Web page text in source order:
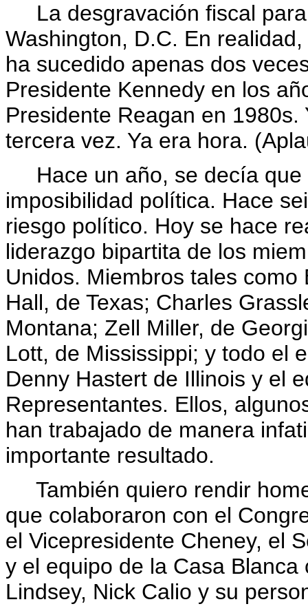
La desgravación fiscal
Washington, D.C. En
ha sucedido apenas dos
Presidente Kennedy en los
Presidente Reagan en
tercera vez. Ya era hora.
Hace un año, se decía que
imposibilidad política. Hace
riesgo político. Hoy se hace
liderazgo bipartita de los
Unidos. Miembros tales
Hall, de Texas; Charles
Montana; Zell Miller, de
Lott, de Mississippi; y todo el
Denny Hastert de Illinois y el
Representantes. Ellos,
han trabajado de manera
importante resultado.
También quiero rendir
que colaboraron con el
el Vicepresidente Cheney, el
y el equipo de la Casa
Lindsey, Nick Calio y su